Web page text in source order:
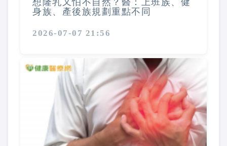
身族、產後族規劃重點不同
2026-07-07 21:56